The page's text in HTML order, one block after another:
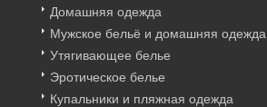
Домашняя одежда
Мужское бельё и домашняя одежда
Утягивающее белье
Эротическое белье
Купальники и пляжная одежда